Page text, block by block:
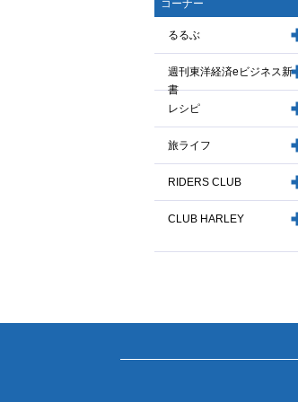
コーナー
るるぶ
週刊東洋経済eビジネス新
書
レシピ
旅ライフ
RIDERS CLUB
CLUB HARLEY